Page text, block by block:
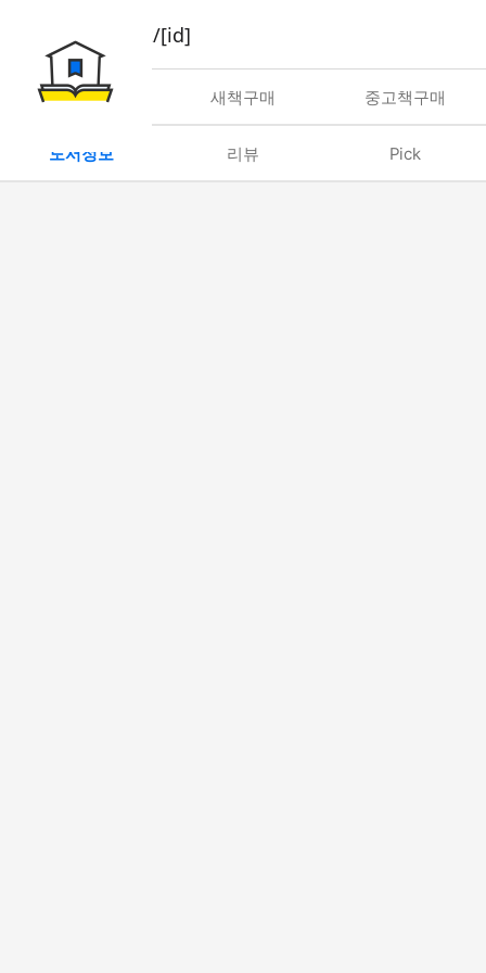
book/rent/[id]
대여 새책구매 중고책구매
도서정보 리뷰 Pick